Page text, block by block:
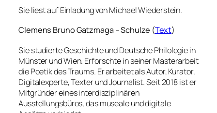
Sie liest auf Einladung von Michael Wiederstein.
Clemens Bruno Gatzmaga – Schulze (Text)
Sie studierte Geschichte und Deutsche Philologie in
Münster und Wien. Erforschte in seiner Masterarbeit
die Poetik des Traums. Er arbeitet als Autor, Kurator,
Digitalexperte, Texter und Journalist. Seit 2018 ist er
Mitgründer eines interdisziplinären
Ausstellungsbüros, das museale und digitale